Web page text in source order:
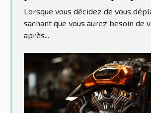
choix ?
Lorsque vous décidez de vous
sachant que vous aurez besoin de
après...